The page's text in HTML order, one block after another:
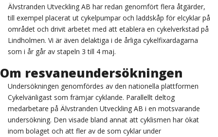
Älvstranden Utveckling AB har redan genomfört flera åtgärder,
till exempel placerat ut cykelpumpar och laddskåp för elcyklar på
området och drivit arbetet med att etablera en cykelverkstad på
Lindholmen. Vi är även delaktiga i de årliga cykelfixardagarna
som i år går av stapeln 3 till 4 maj.
Om resvaneundersökningen
Undersökningen genomfördes av den nationella plattformen
Cykelvänligast som främjar cyklande. Parallellt deltog
medarbetare på Älvstranden Utveckling AB i en motsvarande
undersökning. Den visade bland annat att cyklismen har ökat
inom bolaget och att fler av de som cyklar under